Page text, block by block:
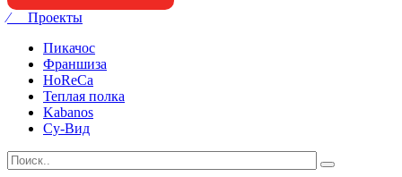
⁄ Проекты
Пикачос
Франшиза
HoReCa
Теплая полка
Kabanos
Су-Вид